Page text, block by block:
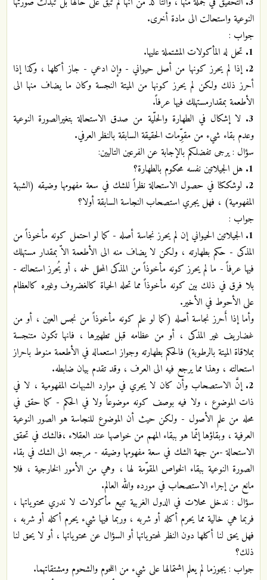
النوعية واستحالت الى مادة أخرى.
جواب :
1. تحل له المأكولات المشتملة عليها.
2. إذا لم يحرز كونها من أصل حيواني - وإن ادعي - جاز أكلها ، وكذا إذا
أحرز ذلك ولكن لم يحرز كونها من الميتة النجسة وكان ما يضاف منها الى
الأطعمة بمقدارمستهلك فيها عرفاً.
3. لا إشكال في الطهارة والحلّية من صدق الاستحالة بتغيرالصورة النوعية
وعدم بقاء شيء من مقوِّمات الحقيقة السابقة بالنظر العرفي.
سؤال : يرجى تفضلكم بالإجابة عن الفرعين التاليين:
1. هل الجيلاتين نفسه محكوم بالطهارة؟
2. لوشككنا في حصول الاستحالة نظراً للشك في سعة مفهومها وضيقه (الشبهة
المفهومية) ، فهل يجري استصحاب النجاسة السابقة أولا؟
جواب :
1. الجيلاتين الحيواني إن لم يحرز نجاسة أصله - كما لو احتمل كونه مأخوذاً من
المذكى - حكم بطهارته ، ولكن لا يضاف منه الى الأطعمة الاّ بمقدار مستهلك
فيها عرفاً - ما لم يحرز كونه مأخوذاً من المذكى المحلل لحمه ، أو يُحرز استحالته -
بلا فرق في ذلك بين كونه مأخوذاً مما تحله الحياة كالغضروف وغيره كالعظام
على الأحوط في الأخير.
وأما إذا أَحرز نجاسة أصله (كما لو علم كونه مأخوذاً من نجس العين ، أو من
غضاريف غير المذكى ، أو من عظامه قبل تطهيرها ، فانها تكون متنجسة
بملاقاة الميتة بالرطوبة) فالحكم بطهارته وجواز استعماله في الأطعمة منوط باحراز
استحالته ، وهذا مما يرجع فيه الى العرف ، وقد تقدم بيان ضابطه.
2. إنَّ الاستصحاب وأن كان لا يجري في موارد الشبهات المفهومية ، لا في
ذات الموضوع ، ولا فيه بوصف كونه موضوعاً ولا في الحكم - كما حقق في
محله من علم الأصول - ولكن حيث أن الموضوع للنجاسة هو الصور النوعية
العرفية ، وبقاؤها إنّما هو ببقاء المهم من خواصها عند العقلاء ،فالشك في تحقق
الاستحالة -من جهة الشك في سعة مفهومها وضيقه - مرجعه الى الشك في بقاء
الصورة النوعية ببقاء الخواص المقوّمة لها ، وهي من الأمور الخارجية ، فلا
مانع من إجراء الاستصحاب في مورده والله العالم.
سؤال : ندخل محلات في الدول الغربية تبيع مأكولات لا ندري محتوياتها ،
فربما هي خالية مما يحرم أكله أو شربه ، وربما فيها شيء يحرم أكله أو شربه ،
فهل يحق لنا أكلها دون النظر لمحتوياتها أو السؤال عن محتوياتها ، أو لا يحق لنا
ذلك؟
جواب : يجوزما لم يعلم اشتمالها على شيء من اللحوم والشحوم ومشتقاتهما.